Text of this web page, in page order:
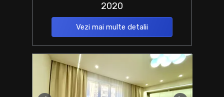
2020
Vezi mai multe detalii